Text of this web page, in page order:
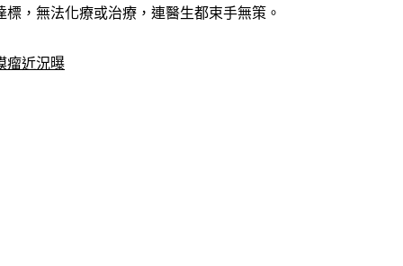
，無法化療或治療，連醫生都束手無策。
瘤近況曝